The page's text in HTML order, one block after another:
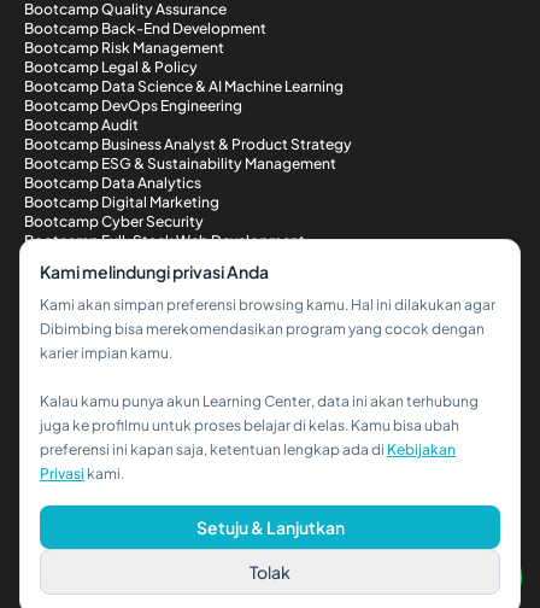
Hi!👋
Kalau kamu butuh bantuan,
Bootcamp Quality Assurance
Bootcamp Back-End Development
Bootcamp Risk Management
Bootcamp Legal & Policy
Bootcamp Data Science & AI Machine Learning
Bootcamp DevOps Engineering
Bootcamp Audit
Bootcamp Business Analyst & Product Strategy
Bootcamp ESG & Sustainability Management
Bootcamp Data Analytics
Bootcamp Digital Marketing
Bootcamp Cyber Security
Bootcamp Full-Stack Web Development
Metode Pembayaran
© 2026 PT Dibimbing. All Rights Reserved
Kami melindungi privasi Anda
Kami akan simpan preferensi browsing kamu. Hal ini dilakukan agar
Dibimbing bisa merekomendasikan program yang cocok dengan
karier impian kamu.
Kalau kamu punya akun Learning Center, data ini akan terhubung
juga ke profilmu untuk proses belajar di kelas. Kamu bisa ubah
preferensi ini kapan saja, ketentuan lengkap ada di Kebijakan
Privasi kami.
Tolak
Setuju & Lanjutkan